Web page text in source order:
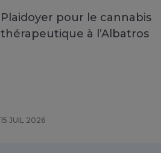
Plaidoyer pour le cannabis
thérapeutique à l’Albatros
15 JUIL 2026